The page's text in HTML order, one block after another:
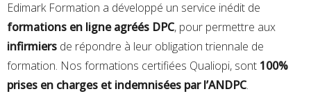
Edimark Formation a développé un service inédit de
formations en ligne agréés DPC, pour permettre aux
infirmiers de répondre à leur obligation triennale de
formation. Nos formations certifiées Qualiopi, sont 100%
prises en charges et indemnisées par l’ANDPC.